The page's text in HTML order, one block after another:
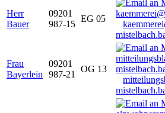
Herr
Bauer
09201
987-15
EG 05
Frau
Bayerlein
09201
987-21
OG 13